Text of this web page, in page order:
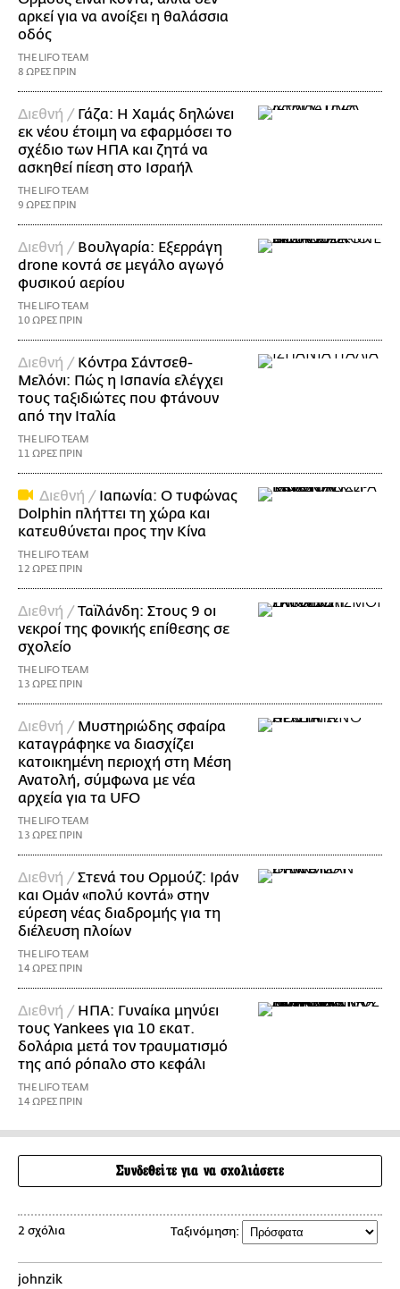
αρκεί για να ανοίξει η θαλάσσια
οδός
THE LIFO TEAM
8 ΩΡΕΣ ΠΡΙΝ
Διεθνή / Γάζα: Η Χαμάς δηλώνει
εκ νέου έτοιμη να εφαρμόσει το
σχέδιο των ΗΠΑ και ζητά να
ασκηθεί πίεση στο Ισραήλ
THE LIFO TEAM
9 ΩΡΕΣ ΠΡΙΝ
Διεθνή / Βουλγαρία: Εξερράγη
drone κοντά σε μεγάλο αγωγό
φυσικού αερίου
THE LIFO TEAM
10 ΩΡΕΣ ΠΡΙΝ
Διεθνή / Κόντρα Σάντσεθ-
Μελόνι: Πώς η Ισπανία ελέγχει
τους ταξιδιώτες που φτάνουν
από την Ιταλία
THE LIFO TEAM
11 ΩΡΕΣ ΠΡΙΝ
Διεθνή / Ιαπωνία: Ο τυφώνας
Dolphin πλήττει τη χώρα και
κατευθύνεται προς την Κίνα
THE LIFO TEAM
12 ΩΡΕΣ ΠΡΙΝ
Διεθνή /Ταϊλάνδη: Στους 9 οι
νεκροί της φονικής επίθεσης σε
σχολείο
THE LIFO TEAM
13 ΩΡΕΣ ΠΡΙΝ
Διεθνή / Μυστηριώδης σφαίρα
καταγράφηκε να διασχίζει
κατοικημένη περιοχή στη Μέση
Ανατολή, σύμφωνα με νέα
αρχεία για τα UFO
THE LIFO TEAM
13 ΩΡΕΣ ΠΡΙΝ
Διεθνή /Στενά του Ορμούζ: Ιράν
και Ομάν «πολύ κοντά» στην
εύρεση νέας διαδρομής για τη
διέλευση πλοίων
THE LIFO TEAM
14 ΩΡΕΣ ΠΡΙΝ
Διεθνή / ΗΠΑ: Γυναίκα μηνύει
τους Yankees για 10 εκατ.
δολάρια μετά τον τραυματισμό
της από ρόπαλο στο κεφάλι
THE LIFO TEAM
14 ΩΡΕΣ ΠΡΙΝ
Συνδεθείτε για να σχολιάσετε
2 σχόλια Ταξινόμηση:
johnzik